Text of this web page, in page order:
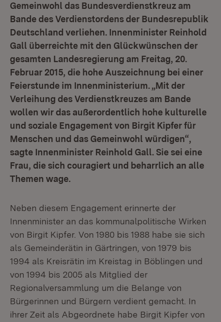
Gemeinwohl das Bundesverdienstkreuz am
Bande des Verdienstordens der Bundesrepublik
Deutschland verliehen. Innenminister Reinhold
Gall überreichte mit den Glückwünschen der
gesamten Landesregierung am Freitag, 20.
Februar 2015, die hohe Auszeichnung bei einer
Feierstunde im Innenministerium. „Mit der
Verleihung des Verdienstkreuzes am Bande
wollen wir das außerordentlich hohe kulturelle
und soziale Engagement von Birgit Kipfer für
Menschen und das Gemeinwohl würdigen“,
sagte Innenminister Reinhold Gall. Sie sei eine
Frau, die sich couragiert und beharrlich an alle
Themen wage.
Neben diesem Engagement erinnerte der
Innenminister an das kommunalpolitische Wirken
von Birgit Kipfer. Von 1980 bis 1988 habe sie sich
als Gemeinderätin in Gärtringen, von 1979 bis
1994 als Kreisrätin im Kreistag in Böblingen und
von 1994 bis 2005 als Mitglied der
Regionalversammlung um die Belange von
Bürgerinnen und Bürgern verdient gemacht. In
ihrer Zeit als Abgeordnete habe Birgit Kipfer von